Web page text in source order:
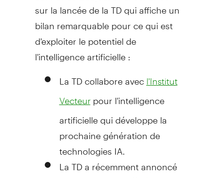
sur la lancée de la TD qui affiche un
bilan remarquable pour ce qui est
d'exploiter le potentiel de
l'intelligence artificielle :
La TD collabore avec l'Institut
Vecteurpour l'intelligence
artificielle qui développe la
prochaine génération de
technologies IA.
La TD a récemment annoncé